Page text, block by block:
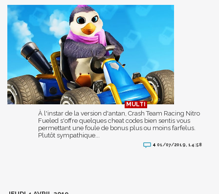
À l'instar de la version d'antan, Crash Team Racing Nitro
Fueled s'offre quelques cheat codes bien sentis vous
permettant une foule de bonus plus ou moins farfelus.
Plutôt sympathique...
4 01/07/2019, 14:58